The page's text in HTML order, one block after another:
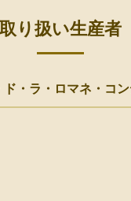
取り扱い生産者
・ラ・ロマネ・コン